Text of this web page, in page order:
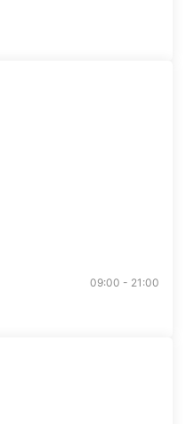
09:00 - 21:00